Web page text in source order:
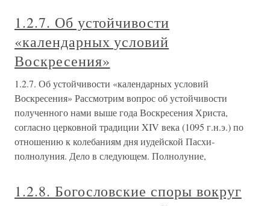
1.2.7. Об устойчивости
«календарных условий
Воскресения»
1.2.7. Об устойчивости «календарных условий
Воскресения» Рассмотрим вопрос об устойчивости
полученного нами выше года Воскресения Христа,
согласно церковной традиции XIV века (1095 г.н.э.) по
отношению к колебаниям дня иудейской Пасхи-
полнолуния. Дело в следующем. Полнолуние,
1.2.8. Богословские споры вокруг